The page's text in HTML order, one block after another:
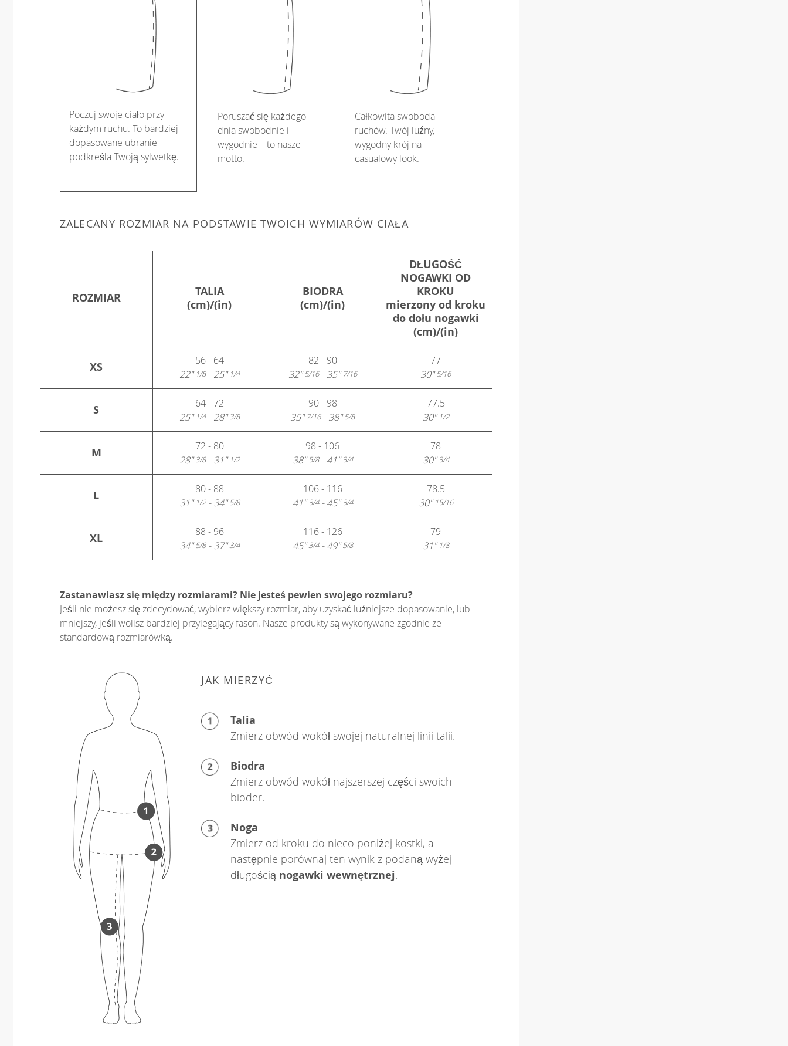
Poczuj swoje ciało przy
każdym ruchu. To bardziej
dopasowane ubranie
podkreśla Twoją sylwetkę.
Poruszać się każdego
dnia swobodnie i
wygodnie – to nasze
motto.
Całkowita swoboda
ruchów. Twój luźny,
wygodny krój na
casualowy look.
ZALECANY ROZMIAR NA PODSTAWIE TWOICH WYMIARÓW CIAŁA
ROZMIAR
TALIA
(cm)/(in)
BIODRA
(cm)/(in)
DŁUGOŚĆ
NOGAWKI OD
KROKU
mierzony od kroku
do dołu nogawki
(cm)/(in)
XS
56 - 64
22"1/8- 25"1/4
82 - 90
32"5/16- 35"7/16
77
30"5/16
S
64 - 72
25"1/4- 28"3/8
90 - 98
35"7/16- 38"5/8
77.5
30"1/2
M
72 - 80
28"3/8- 31"1/2
98 - 106
38"5/8- 41"3/4
78
30"3/4
L
80 - 88
31"1/2- 34"5/8
106 - 116
41"3/4- 45"3/4
78.5
30"15/16
XL
88 - 96
34"5/8- 37"3/4
116 - 126
45"3/4- 49"5/8
79
31"1/8
Zastanawiasz się między rozmiarami? Nie jesteś pewien swojego rozmiaru?
Jeśli nie możesz się zdecydować, wybierz większy rozmiar, aby uzyskać luźniejsze dopasowanie, lub
mniejszy, jeśli wolisz bardziej przylegający fason. Nasze produkty są wykonywane zgodnie ze
standardową rozmiarówką.
JAK MIERZYĆ
Talia
Zmierz obwód wokół swojej naturalnej linii talii.
Biodra
Zmierz obwód wokół najszerszej części swoich
bioder.
Noga
Zmierz od kroku do nieco poniżej kostki, a
następnie porównaj ten wynik z podaną wyżej
długością nogawki wewnętrznej.